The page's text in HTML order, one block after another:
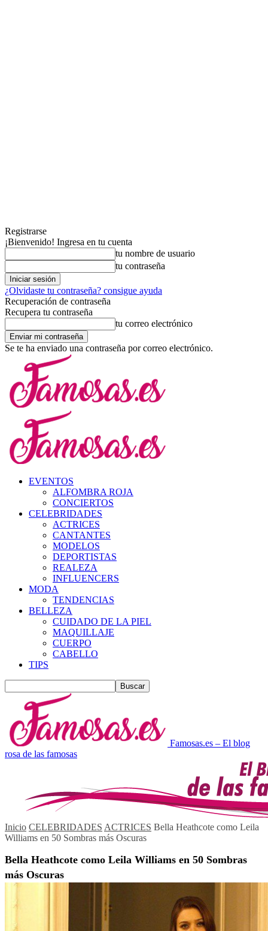
Registrarse
¡Bienvenido! Ingresa en tu cuenta
tu nombre de usuario
tu contraseña
¿Olvidaste tu contraseña? consigue ayuda
Recuperación de contraseña
Recupera tu contraseña
tu correo electrónico
Se te ha enviado una contraseña por correo electrónico.
EVENTOS
ALFOMBRA ROJA
CONCIERTOS
CELEBRIDADES
ACTRICES
CANTANTES
MODELOS
DEPORTISTAS
REALEZA
INFLUENCERS
MODA
TENDENCIAS
BELLEZA
CUIDADO DE LA PIEL
MAQUILLAJE
CUERPO
CABELLO
TIPS
Famosas.es – El blog
rosa de las famosas
Inicio CELEBRIDADES ACTRICES Bella Heathcote como Leila
Williams en 50 Sombras más Oscuras
Bella Heathcote como Leila Williams en 50 Sombras
más Oscuras